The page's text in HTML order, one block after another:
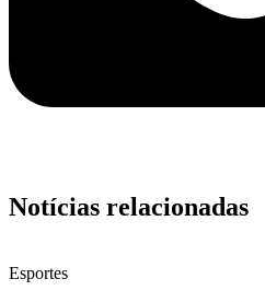
Notícias relacionadas
Esportes